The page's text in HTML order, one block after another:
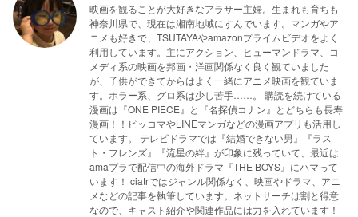
映画を観ることが大好きなアラサー主婦。生まれも育ちも
神奈川県で、現在は湘南地域にすんでいます。マンガやア
ニメも好きで、TSUTAYAやamazonプライムビデオをよく
利用しています。主にアクション、ヒューマンドラマ、コ
メディ系の映画を邦画・洋画関係なく良く観ていました
が、子供ができてからはよく一緒にアニメ映画を観ていま
す。ホラー系、グロ系は少し苦手……。 購読を続けている
漫画は『ONE PIECE』と『名探偵コナン』とどちらも長寿
漫画！！ピッコマやLINEマンガなどの漫画アプリも活用し
ています。 テレビドラマでは『結婚できない男』『ラス
ト・フレンズ』『流星の絆』が印象に残っていて、最近は
amaプラで配信中の海外ドラマ『THE BOYS』にハマって
います！ ciatrではジャンル関係なく、映画やドラマ、アニ
メなどの記事を執筆しています。ネットサーチは割と得意
なので、キャスト紹介や関連作品には力を入れています！